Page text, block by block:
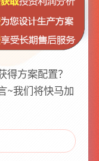
方案配置？
~我们将快马加